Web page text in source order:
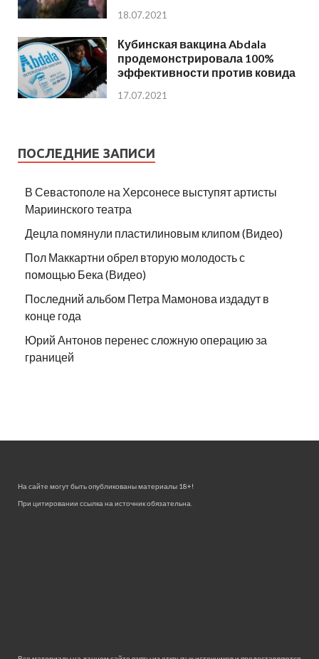
18.07.2021
Кубинская вакцина Abdala
продемонстрировала 100%
эффективности против ковида
17.07.2021
ПОСЛЕДНИЕ ЗАПИСИ
В Севастополе на Херсонесе выступят артисты
Мариинского театра
Децла помянули пластилиновым клипом (Видео)
Пол Маккартни обрел вторую молодость с
помощью Бека (Видео)
Последний альбом Петра Мамонова издадут в
конце года
Юрий Антонов перенес сложную операцию за
границей
На сайте могут быть опубликованы материалы 18+!
При цитировании ссылка на источник обязательна.